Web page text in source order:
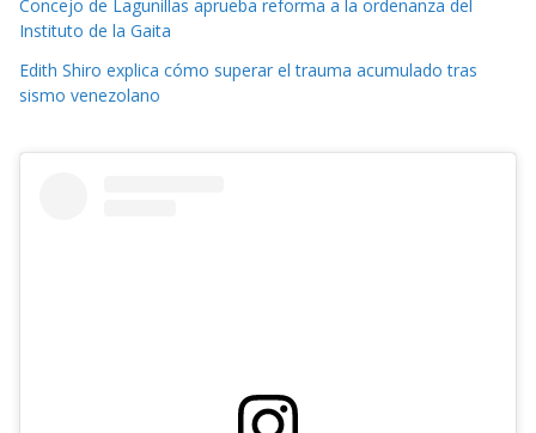
Concejo de Lagunillas aprueba reforma a la ordenanza del
Instituto de la Gaita
Edith Shiro explica cómo superar el trauma acumulado tras
sismo venezolano